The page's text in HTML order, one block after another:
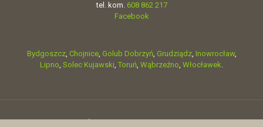
tel. kom. 608 862 217
Facebook
Bydgoszcz, Chojnice, Golub Dobrzyń, Grudziądz, Inowrocław,
Lipno, Solec Kujawski, Toruń, Wąbrzeźno, Włocławek.